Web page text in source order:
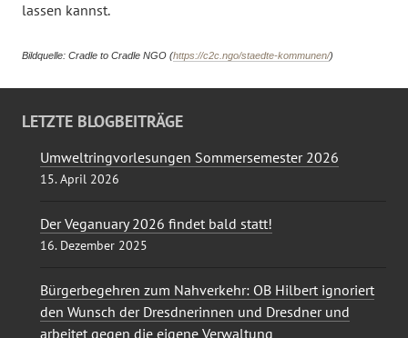
lassen kannst.
Bildquelle: Cradle to Cradle NGO (https://c2c.ngo/staedte-kommunen/)
LETZTE BLOGBEITRÄGE
Umweltringvorlesungen Sommersemester 2026
15. April 2026
Der Veganuary 2026 findet bald statt!
16. Dezember 2025
Bürgerbegehren zum Nahverkehr: OB Hilbert ignoriert
den Wunsch der Dresdnerinnen und Dresdner und
arbeitet gegen die eigene Verwaltung